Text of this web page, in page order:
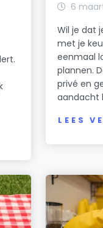
6
Wil je dat
met je
eenmaal
plannen.
privé en
aandacht
LEES